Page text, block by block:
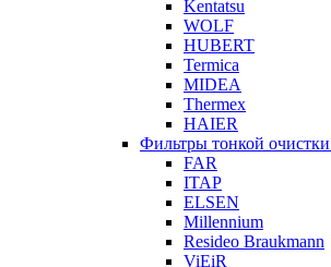
Kentatsu
WOLF
HUBERT
Termica
MIDEA
Thermex
HAIER
Фильтры тонкой очистки
FAR
ITAP
ELSEN
Millennium
Resideo Braukmann
ViEiR